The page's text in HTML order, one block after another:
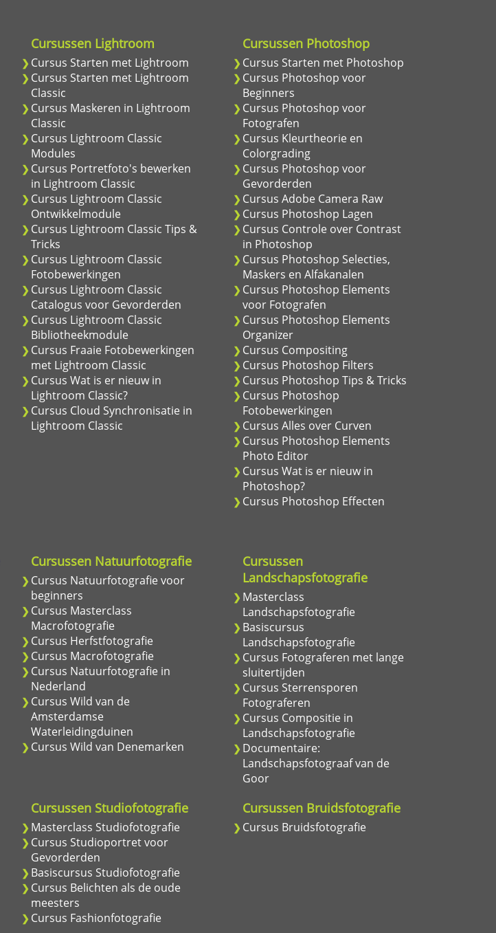
Cursussen Lightroom
Cursus Starten met Lightroom
Cursus Starten met Lightroom
Classic
Cursus Maskeren in Lightroom
Classic
Cursus Lightroom Classic
Modules
Cursus Portretfoto's bewerken
in Lightroom Classic
Cursus Lightroom Classic
Ontwikkelmodule
Cursus Lightroom Classic Tips &
Tricks
Cursus Lightroom Classic
Fotobewerkingen
Cursus Lightroom Classic
Catalogus voor Gevorderden
Cursus Lightroom Classic
Bibliotheekmodule
Cursus Fraaie Fotobewerkingen
met Lightroom Classic
Cursus Wat is er nieuw in
Lightroom Classic?
Cursus Cloud Synchronisatie in
Lightroom Classic
Cursussen Photoshop
Cursus Starten met Photoshop
Cursus Photoshop voor
Beginners
Cursus Photoshop voor
Fotografen
Cursus Kleurtheorie en
Colorgrading
Cursus Photoshop voor
Gevorderden
Cursus Adobe Camera Raw
Cursus Photoshop Lagen
Cursus Controle over Contrast
in Photoshop
Cursus Photoshop Selecties,
Maskers en Alfakanalen
Cursus Photoshop Elements
voor Fotografen
Cursus Photoshop Elements
Organizer
Cursus Compositing
Cursus Photoshop Filters
Cursus Photoshop Tips & Tricks
Cursus Photoshop
Fotobewerkingen
Cursus Alles over Curven
Cursus Photoshop Elements
Photo Editor
Cursus Wat is er nieuw in
Photoshop?
Cursus Photoshop Effecten
Cursussen Natuurfotografie
Cursus Natuurfotografie voor
beginners
Cursus Masterclass
Macrofotografie
Cursus Herfstfotografie
Cursus Macrofotografie
Cursus Natuurfotografie in
Nederland
Cursus Wild van de
Amsterdamse
Waterleidingduinen
Cursus Wild van Denemarken
Cursussen
Landschapsfotografie
Masterclass
Landschapsfotografie
Basiscursus
Landschapsfotografie
Cursus Fotograferen met lange
sluitertijden
Cursus Sterrensporen
Fotograferen
Cursus Compositie in
Landschapsfotografie
Documentaire:
Landschapsfotograaf van de
Goor
Cursussen Studiofotografie
Masterclass Studiofotografie
Cursus Studioportret voor
Gevorderden
Basiscursus Studiofotografie
Cursus Belichten als de oude
meesters
Cursus Fashionfotografie
Cursussen Bruidsfotografie
Cursus Bruidsfotografie